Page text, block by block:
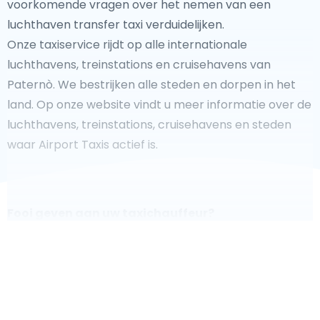
voorkomende vragen over het nemen van een
luchthaven transfer taxi verduidelijken.
Onze taxiservice rijdt op alle internationale
luchthavens, treinstations en cruisehavens van
Paternò. We bestrijken alle steden en dorpen in het
land. Op onze website vindt u meer informatie over de
luchthavens, treinstations, cruisehavens en steden
waar Airport Taxis actief is.